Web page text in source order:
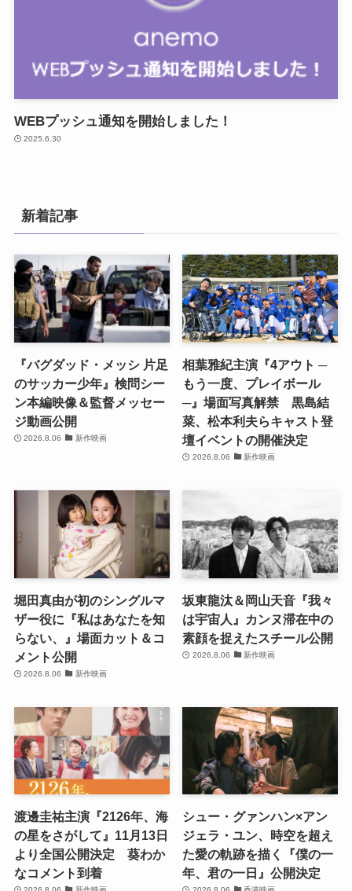
WEBプッシュ通知を開始しました！
2025.6.30
新着記事
『バグダッド・メッシ 片足
のサッカー少年』検問シー
ン本編映像＆監督メッセー
ジ動画公開
2026.8.06 新作映画
相葉雅紀主演『4アウト ─
もう一度、プレイボール
─』場面写真解禁 黒島結
菜、松本利夫らキャスト登
壇イベントの開催決定
2026.8.06 新作映画
堀田真由が初のシングルマ
ザー役に『私はあなたを知
らない、』場面カット＆コ
メント公開
2026.8.06 新作映画
坂東龍汰＆岡山天音『我々
は宇宙人』カンヌ滞在中の
素顔を捉えたスチール公開
2026.8.06 新作映画
渡邊圭祐主演『2126年、海
の星をさがして』11月13日
より全国公開決定 葵わか
なコメント到着
シュー・グァンハン×アン
ジェラ・ユン、時空を超え
た愛の軌跡を描く『僕の一
年、君の一日』公開決定